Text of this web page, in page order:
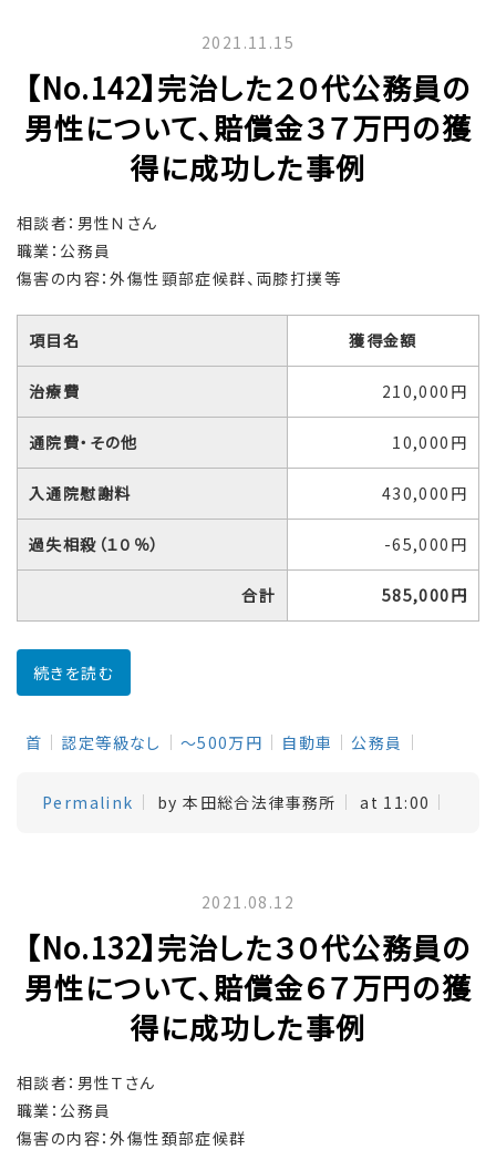
2021.11.15
【No.142】完治した２０代公務員の
男性について、賠償金３７万円の獲
得に成功した事例
相談者：男性Ｎさん
職業：公務員
傷害の内容：外傷性頸部症候群、両膝打撲等
項目名 獲得金額
治療費 210,000円
通院費・その他 10,000円
入通院慰謝料 430,000円
過失相殺（１０％） -65,000円
合計 585,000円
続きを読む
首 認定等級なし ～500万円 自動車 公務員
Permalink by 本田総合法律事務所 at 11:00
2021.08.12
【No.132】完治した３０代公務員の
男性について、賠償金６７万円の獲
得に成功した事例
相談者：男性Ｔさん
職業：公務員
傷害の内容：外傷性頚部症候群